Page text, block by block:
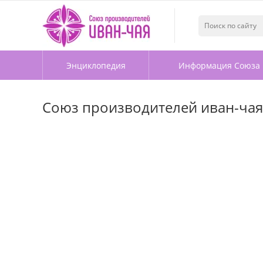
Энциклопедия Информация Союза
Союз производителей иван-чая